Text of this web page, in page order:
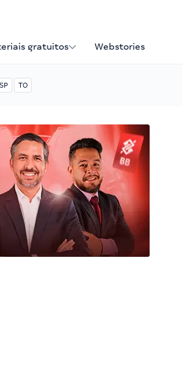
gratuitos Webstories
SP TO